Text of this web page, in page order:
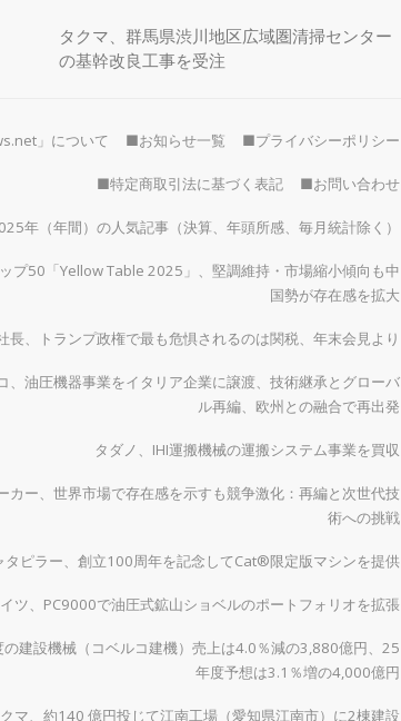
タクマ、群馬県渋川地区広域圏清掃センター
の基幹改良工事を受注
」について ■お知らせ一覧 ■プライバシーポリシー
■特定商取引法に基づく表記 ■お問い合わせ
年（年間）の人気記事（決算、年頭所感、毎月統計除く）
プ50「Yellow Table 2025」、堅調維持・市場縮小傾向も中
国勢が存在感を拡大
長、トランプ政権で最も危惧されるのは関税、年末会見より
、油圧機器事業をイタリア企業に譲渡、技術継承とグローバ
ル再編、欧州との融合で再出発
タダノ、IHI運搬機械の運搬システム事業を買収
カー、世界市場で存在感を示すも競争激化：再編と次世代技
術への挑戦
タピラー、創立100周年を記念してCat®限定版マシンを提供
ツ、PC9000で油圧式鉱山ショベルのポートフォリオを拡張
建設機械（コベルコ建機）売上は4.0％減の3,880億円、25
年度予想は3.1％増の4,000億円
マ、約140 億円投じて江南工場（愛知県江南市）に2棟建設